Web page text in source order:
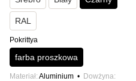
RAL
Pokrittya
farba proszkowa
Materiał Aluminium
Dowżyna